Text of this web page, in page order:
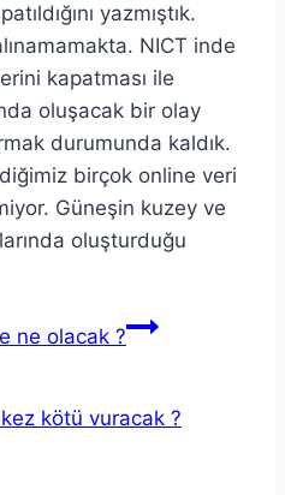
yazmıştık.
NICT inde
kapatması ile
oluşacak bir olay
durumunda kaldık.
birçok online veri
Güneşin kuzey ve
oluşturduğu
ne olacak ?